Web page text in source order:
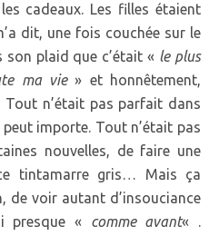
cadeaux. Les filles étaient
dit, une fois couchée sur le
plaid que c’était « le plus
ma vie» et honnêtement,
n’était pas parfait dans
importe. Tout n’était pas
nouvelles, de faire une
tintamarre gris… Mais ça
de voir autant d’insouciance
presque « comme avant« .